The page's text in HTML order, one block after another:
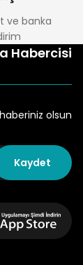
ve banka
Habercisi
olsun
Kaydet